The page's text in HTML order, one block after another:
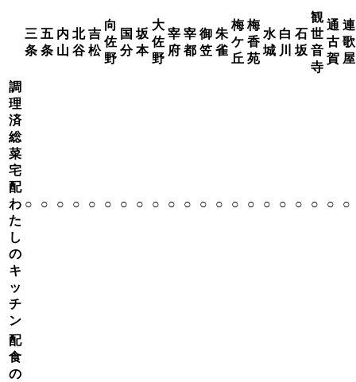
三
条
五
条
内
山
北
谷
吉
松
向
佐
野
国
分
坂
本
大
佐
野
宰
府
宰
都
御
笠
朱
雀
梅
ケ
丘
梅
香
苑
水
城
白
川
石
坂
観
世
音
寺
通
古
賀
連
歌
屋
調
理
済
総
菜
宅
配
わ
た
し
の
キ
ッ
チ
ン
○ ○ ○ ○ ○ ○ ○ ○ ○ ○ ○ ○ ○ ○ ○ ○ ○ ○ ○ ○ ○
配
食
の